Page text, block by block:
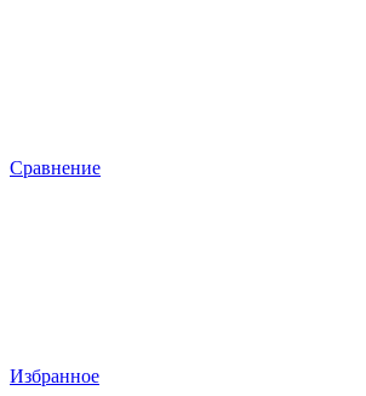
Сравнение
Избранное